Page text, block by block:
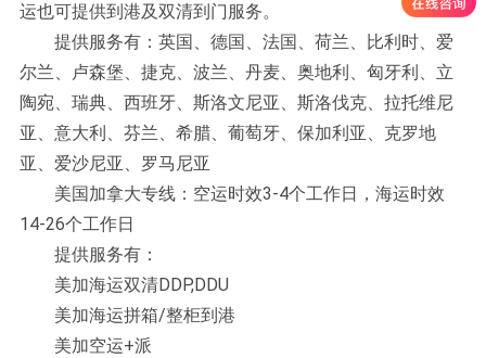
运也可提供到港及双清到门服务。
提供服务有：英国、德国、法国、荷兰、比利时、爱
尔兰、卢森堡、捷克、波兰、丹麦、奥地利、匈牙利、立
陶宛、瑞典、西班牙、斯洛文尼亚、斯洛伐克、拉托维尼
亚、意大利、芬兰、希腊、葡萄牙、保加利亚、克罗地
亚、爱沙尼亚、罗马尼亚
美国加拿大专线：空运时效3-4个工作日，海运时效
14-26个工作日
提供服务有：
美加海运双清DDP,DDU
美加海运拼箱/整柜到港
美加空运+派